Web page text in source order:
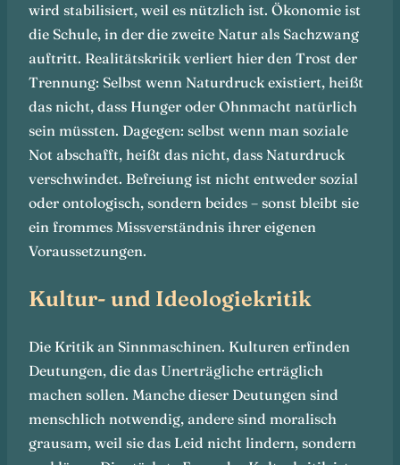
wird stabilisiert, weil es nützlich ist. Ökonomie ist
die Schule, in der die zweite Natur als Sachzwang
auftritt. Realitätskritik verliert hier den Trost der
Trennung: Selbst wenn Naturdruck existiert, heißt
das nicht, dass Hunger oder Ohnmacht natürlich
sein müssten. Dagegen: selbst wenn man soziale
Not abschafft, heißt das nicht, dass Naturdruck
verschwindet. Befreiung ist nicht entweder sozial
oder ontologisch, sondern beides – sonst bleibt sie
ein frommes Missverständnis ihrer eigenen
Voraussetzungen.
Kultur- und Ideologiekritik
Die Kritik an Sinnmaschinen. Kulturen erfinden
Deutungen, die das Unerträgliche erträglich
machen sollen. Manche dieser Deutungen sind
menschlich notwendig, andere sind moralisch
grausam, weil sie das Leid nicht lindern, sondern